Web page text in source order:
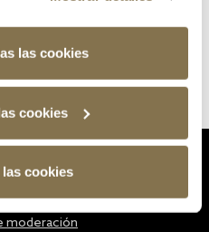
las cookies
cookies
las cookies
moderación